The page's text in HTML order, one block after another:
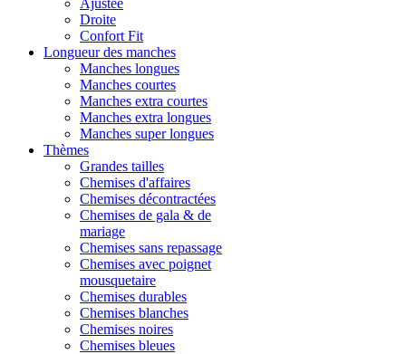
Ajustée
Droite
Confort Fit
Longueur des manches
Manches longues
Manches courtes
Manches extra courtes
Manches extra longues
Manches super longues
Thèmes
Grandes tailles
Chemises d'affaires
Chemises décontractées
Chemises de gala & de
mariage
Chemises sans repassage
Chemises avec poignet
mousquetaire
Chemises durables
Chemises blanches
Chemises noires
Chemises bleues